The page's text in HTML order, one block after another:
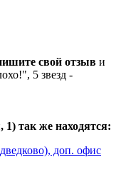
свой отзыв и
5 звезд -
1) так же находятся:
доп. офис